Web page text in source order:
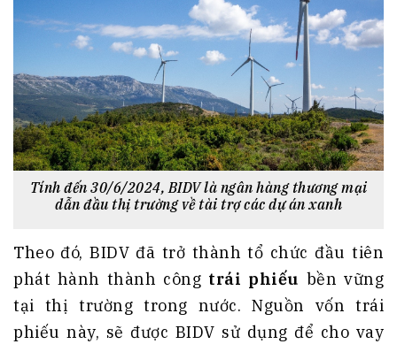
Tính đến 30/6/2024, BIDV là ngân hàng thương mại
dẫn đầu thị trường về tài trợ các dự án xanh
Theo đó, BIDV đã trở thành tổ chức đầu tiên
phát hành thành công trái phiếu bền vững
tại thị trường trong nước. Nguồn vốn trái
phiếu này, sẽ được BIDV sử dụng để cho vay